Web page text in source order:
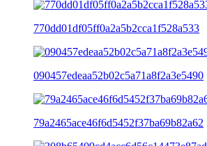
770dd01df05ff0a2a5b2cca1f528a533
090457edeaa52b02c5a71a8f2a3e5490
79a2465ace46f6d5452f37ba69b82a62